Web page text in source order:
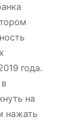
года.
на
нажать